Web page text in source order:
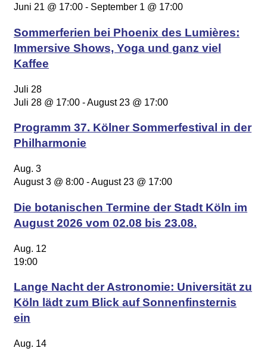
Juni 21 @ 17:00 - September 1 @ 17:00
Sommerferien bei Phoenix des Lumières:
Immersive Shows, Yoga und ganz viel
Kaffee
Juli 28
Juli 28 @ 17:00 -August 23 @ 17:00
Programm 37. Kölner Sommerfestival in der
Philharmonie
Aug. 3
August 3 @ 8:00 -August 23 @ 17:00
Die botanischen Termine der Stadt Köln im
August 2026 vom 02.08 bis 23.08.
Aug. 12
19:00
Lange Nacht der Astronomie: Universität zu
Köln lädt zum Blick auf Sonnenfinsternis
ein
Aug. 14